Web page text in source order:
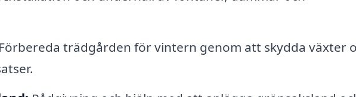
Förbereda trädgården för vintern genom att skydda växter